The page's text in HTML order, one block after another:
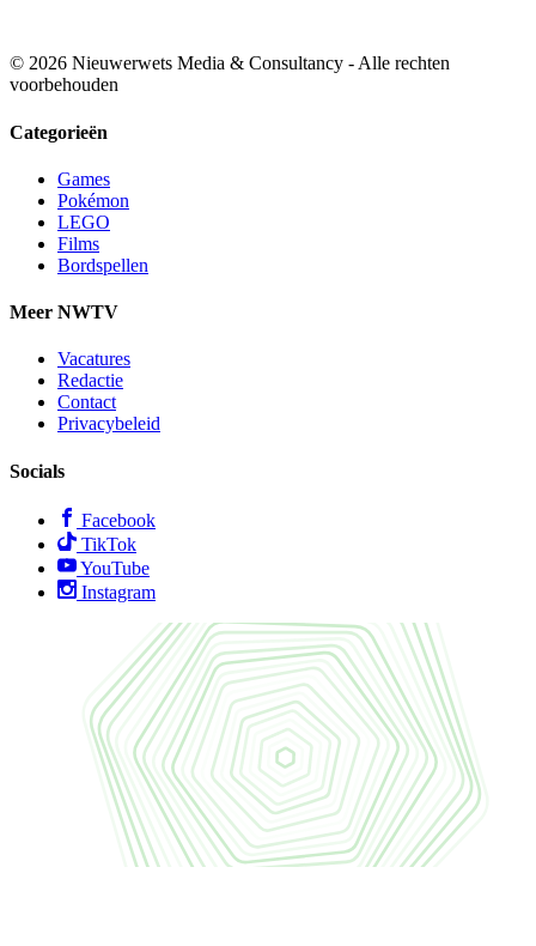
© 2026 Nieuwerwets Media & Consultancy - Alle rechten
voorbehouden
Categorieën
Games
Pokémon
LEGO
Films
Bordspellen
Meer NWTV
Vacatures
Redactie
Contact
Privacybeleid
Socials
Facebook
TikTok
YouTube
Instagram